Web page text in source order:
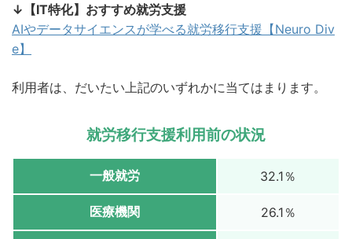
↓【IT特化】おすすめ就労支援
AIやデータサイエンスが学べる就労移行支援【Neuro Div
e】
利用者は、だいたい上記のいずれかに当てはまります。
就労移行支援利用前の状況
一般就労 32.1％
医療機関 26.1％